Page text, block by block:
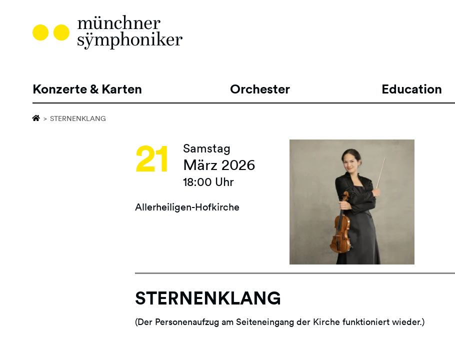
Hauptnavigation
Konzerte & Karten Orchester Education
STERNENKLANG
21 Samstag
März 2026
18:00 Uhr
Allerheiligen-Hofkirche
STERNENKLANG
(Der Personenaufzug am Seiteneingang der Kirche funktioniert wieder.)